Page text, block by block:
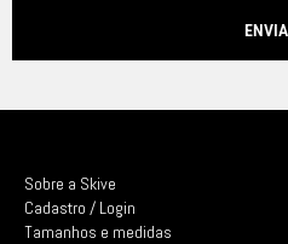
Sobre a Skive
Cadastro / Login
Tamanhos e medidas